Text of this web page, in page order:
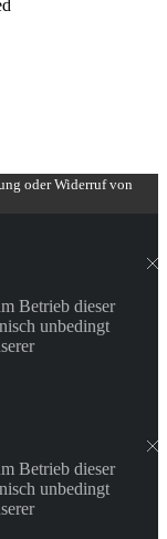
oder Widerruf von
Betrieb dieser
unbedingt
Betrieb dieser
unbedingt